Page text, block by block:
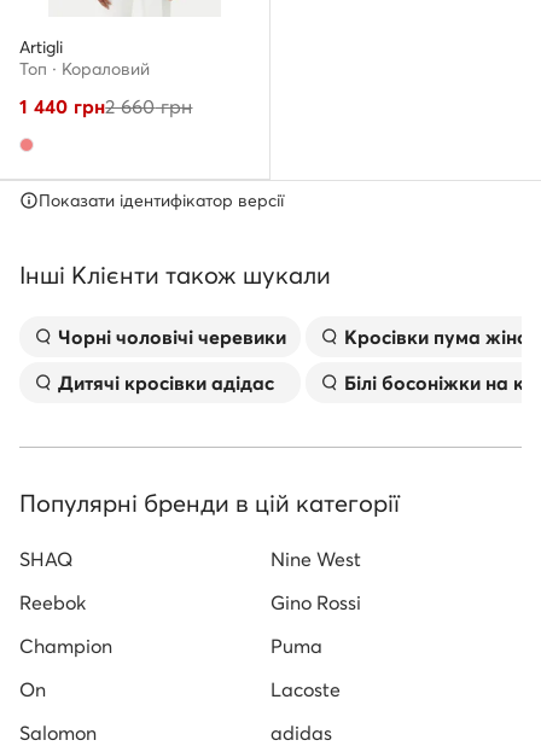
Artigli
Топ · Кораловий
1 440 грн2 660грн
Показати ідентифікатор версії
Інші Клієнти також шукали
Чорні чоловічі черевики
Дитячі кросівки адідас
Kросівки пума
Білі босоніжки на
Популярні бренди в цій категорії
SHAQ
Nine West
Reebok
Gino Rossi
Champion
Puma
On
Lacoste
Salomon
adidas